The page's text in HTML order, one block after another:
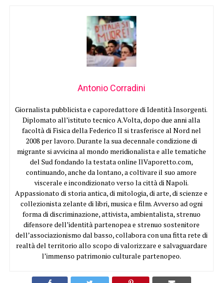
Antonio Corradini
Giornalista pubblicista e caporedattore di Identità Insorgenti.
Diplomato all’istituto tecnico A.Volta, dopo due anni alla
facoltà di Fisica della Federico II si trasferisce al Nord nel
2008 per lavoro. Durante la sua decennale condizione di
migrante si avvicina al mondo meridionalista e alle tematiche
del Sud fondando la testata online IlVaporetto.com,
continuando, anche da lontano, a coltivare il suo amore
viscerale e incondizionato verso la città di Napoli.
Appassionato di storia antica, di mitologia, di arte, di scienze e
collezionista zelante di libri, musica e film. Avverso ad ogni
forma di discriminazione, attivista, ambientalista, strenuo
difensore dell’identità partenopea e strenuo sostenitore
dell’associazionismo dal basso, collabora con una fitta rete di
realtà del territorio allo scopo di valorizzare e salvaguardare
l’immenso patrimonio culturale partenopeo.